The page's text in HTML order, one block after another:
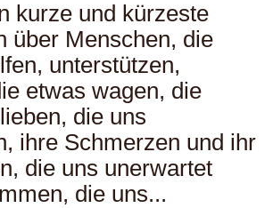
kurze und kürzeste
über Menschen, die
unterstützen,
etwas wagen, die
die uns
ihre Schmerzen und ihr
die uns unerwartet
die uns...